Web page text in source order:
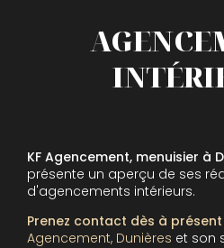
KF Agencement, menuisier à
présente un aperçu de ses
d'agencements intérieurs.
Prenez contact dès à
Agencement, Dunières et son